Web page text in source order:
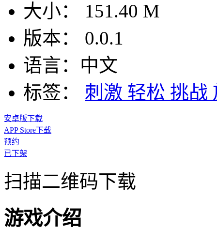
大小：
151.40 M
版本：
0.0.1
语言： 中文
标签：
刺激 轻松 挑战
安卓版下载
APP Store下载
预约
已下架
扫描二维码下载
游戏介绍